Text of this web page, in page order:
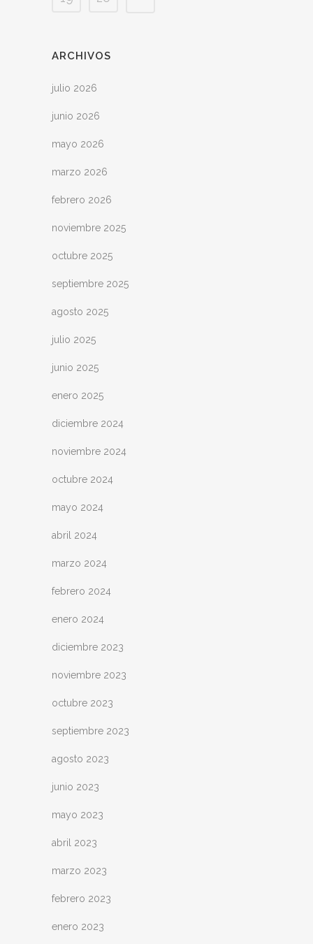
ARCHIVOS
julio 2026
junio 2026
mayo 2026
marzo 2026
febrero 2026
noviembre 2025
octubre 2025
septiembre 2025
agosto 2025
julio 2025
junio 2025
enero 2025
diciembre 2024
noviembre 2024
octubre 2024
mayo 2024
abril 2024
marzo 2024
febrero 2024
enero 2024
diciembre 2023
noviembre 2023
octubre 2023
septiembre 2023
agosto 2023
junio 2023
mayo 2023
abril 2023
marzo 2023
febrero 2023
enero 2023